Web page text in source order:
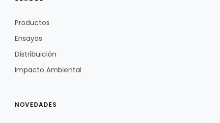
Productos
Ensayos
Distribuición
Impacto Ambiental
NOVEDADES